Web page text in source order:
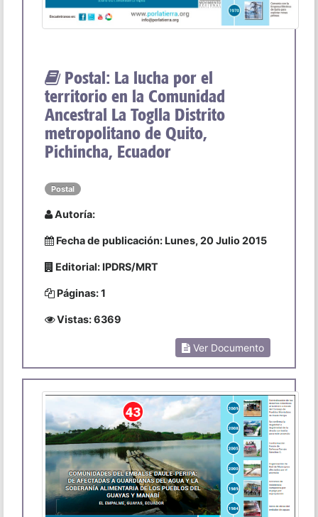
Postal: La lucha por el
territorio en la Comunidad
Ancestral La Toglla Distrito
metropolitano de Quito,
Pichincha, Ecuador
Postal
Autoría:
Fecha de publicación: Lunes, 20 Julio 2015
Editorial: IPDRS/MRT
Páginas: 1
Vistas: 6369
Ver Documento